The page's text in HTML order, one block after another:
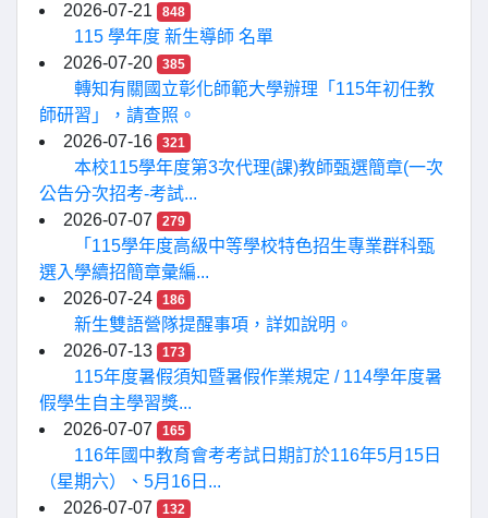
2026-07-21
848
115 學年度 新生導師 名單
2026-07-20
385
轉知有關國立彰化師範大學辦理「115年初任教
師研習」，請查照。
2026-07-16
321
本校115學年度第3次代理(課)教師甄選簡章(一次
公告分次招考-考試...
2026-07-07
279
「115學年度高級中等學校特色招生專業群科甄
選入學續招簡章彙編...
2026-07-24
186
新生雙語營隊提醒事項，詳如說明。
2026-07-13
173
115年度暑假須知暨暑假作業規定 / 114學年度暑
假學生自主學習獎...
2026-07-07
165
116年國中教育會考考試日期訂於116年5月15日
（星期六）、5月16日...
2026-07-07
132